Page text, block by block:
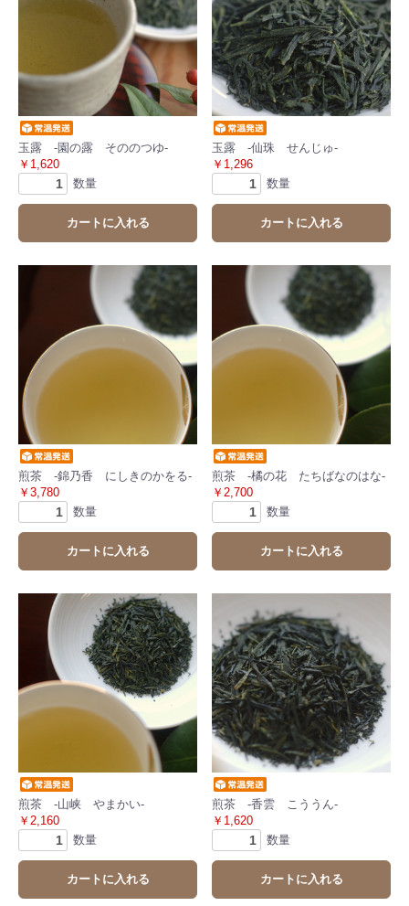
玉露 -園の露 そののつゆ-
￥1,620
数量
カートに入れる
玉露 -仙珠 せんじゅ-
￥1,296
数量
カートに入れる
煎茶 -錦乃香 にしきのかをる-
￥3,780
数量
カートに入れる
煎茶 -橘の花 たちばなのはな-
￥2,700
数量
カートに入れる
煎茶 -山峡 やまかい-
￥2,160
数量
カートに入れる
煎茶 -香雲 こううん-
￥1,620
数量
カートに入れる